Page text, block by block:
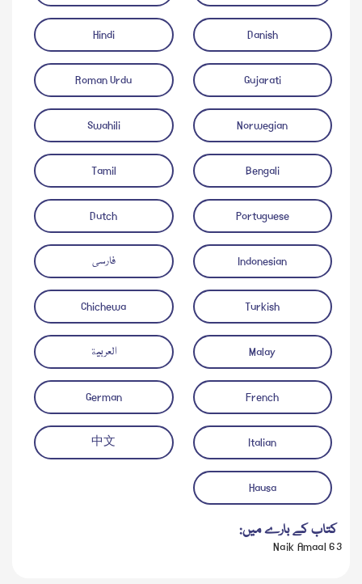
Danish
Hindi
Gujarati
Roman Urdu
Norwegian
Swahili
Bengali
Tamil
Portuguese
Dutch
Indonesian فارسی
Turkish
Chichewa
Malay العربية
French
German
Italian
中文
Hausa
کتاب کے بارے میں:
63 Naik Amaal